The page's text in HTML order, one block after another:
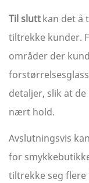
Til sluttkan det å
tiltrekke kunder.
områder der
detaljer, slik at
nært hold.
Avslutningsvis
for
tiltrekke seg flere